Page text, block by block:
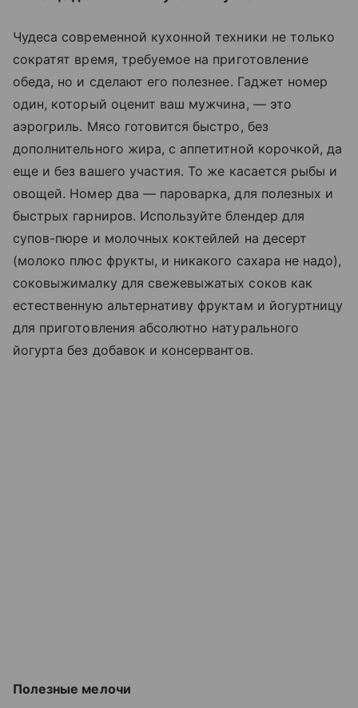
Чудеса современной кухонной техники не только
сократят время, требуемое на приготовление
обеда, но и сделают его полезнее. Гаджет номер
один, который оценит ваш мужчина, — это
аэрогриль. Мясо готовится быстро, без
дополнительного жира, с аппетитной корочкой, да
еще и без вашего участия. То же касается рыбы и
овощей. Номер два — пароварка, для полезных и
быстрых гарниров. Используйте блендер для
супов-пюре и молочных коктейлей на десерт
(молоко плюс фрукты, и никакого сахара не надо),
соковыжималку для свежевыжатых соков как
естественную альтернативу фруктам и йогуртницу
для приготовления абсолютно натурального
йогурта без добавок и консервантов.
Полезные мелочи